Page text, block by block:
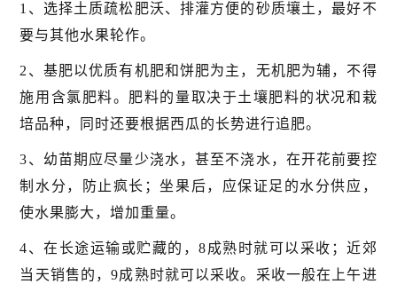
1、选择土质疏松肥沃、排灌方便的砂质壤土，最好不
要与其他水果轮作。
2、基肥以优质有机肥和饼肥为主，无机肥为辅，不得
施用含氯肥料。肥料的量取决于土壤肥料的状况和栽
培品种，同时还要根据西瓜的长势进行追肥。
3、幼苗期应尽量少浇水，甚至不浇水，在开花前要控
制水分，防止疯长；坐果后，应保证足的水分供应，
使水果膨大，增加重量。
4、在长途运输或贮藏的，8成熟时就可以采收；近郊
当天销售的，9成熟时就可以采收。采收一般在上午进